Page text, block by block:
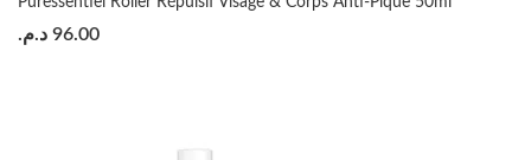
96.00 د.م.